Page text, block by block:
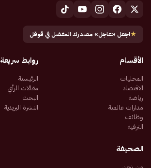
★اجعل «عاجل» مصدرك المفضل في قوقل
الأقسام
المحليات
الاقتصاد
رياضة
مدارات عالمية
وظائف
الترفيه
روابط سريعة
الرئيسية
مقالات الرأي
البحث
النشرة البريدية
الصحيفة